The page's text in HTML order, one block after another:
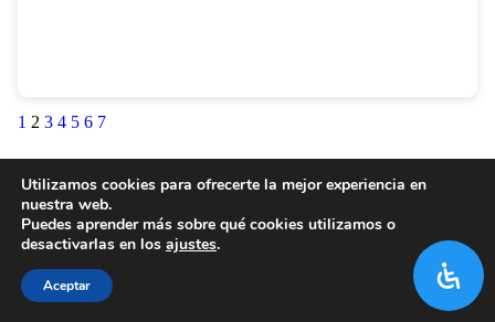
1 2 3 4 5 6 7
Utilizamos cookies para ofrecerte la mejor experiencia en
nuestra web.
Puedes aprender más sobre qué cookies utilizamos o
desactivarlas en los ajustes.
Aceptar